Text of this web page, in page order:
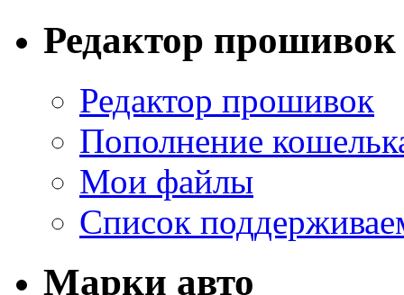
Редактор прошивок
Редактор прошивок
Пополнение
Мои файлы
Список
Марки авто